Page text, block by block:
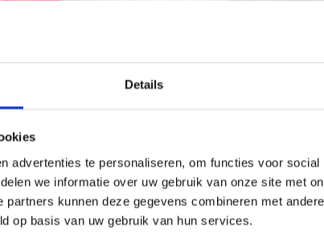
Details
advertenties te personaliseren, om functies voor social
we informatie over uw gebruik van onze site met
partners kunnen deze gegevens combineren met
op basis van uw gebruik van hun services.
jusqu'à 50 %
limitées en vous inscrivant à notre
newsletter gratuite !